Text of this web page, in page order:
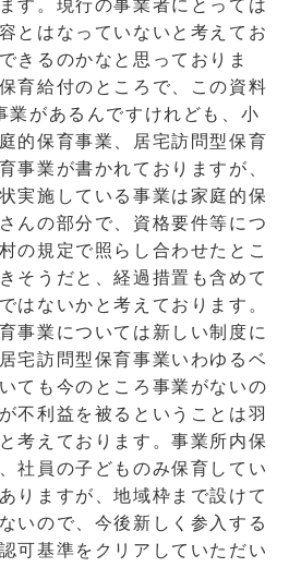
す。現行の事業者にとっては
とはなっていないと考えてお
きるのかなと思っておりま
育給付のところで、この資料
業があるんですけれども、小
的保育事業、居宅訪問型保育
事業が書かれておりますが、
実施している事業は家庭的保
んの部分で、資格要件等につ
の規定で照らし合わせたとこ
そうだと、経過措置も含めて
はないかと考えております。
事業については新しい制度に
宅訪問型保育事業いわゆるベ
ても今のところ事業がないの
不利益を被るということは羽
考えております。事業所内保
社員の子どものみ保育してい
りますが、地域枠まで設けて
いので、今後新しく参入する
可基準をクリアしていただい